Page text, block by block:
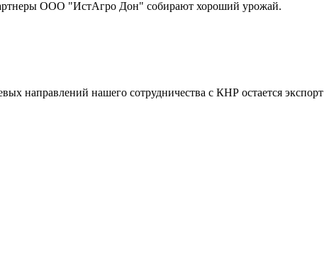
партнеры ООО "ИстАгро Дон" собирают хороший урожай.
направлений нашего сотрудничества с КНР остается экспорт